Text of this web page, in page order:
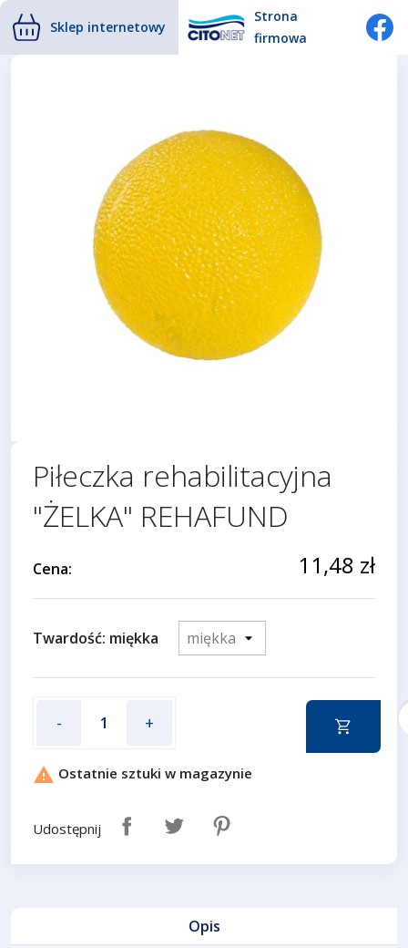
Sklep internetowy
Strona
firmowa
Piłeczka rehabilitacyjna
"ŻELKA" REHAFUND
Cena: 11,48 zł
Twardość: miękka
- +
 Ostatnie sztuki w magazynie
Udostępnij
Opis